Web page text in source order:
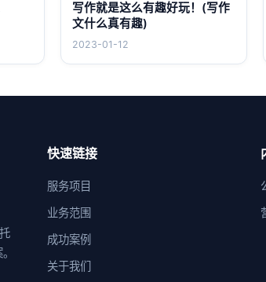
写作就是这么有趣好玩！(写作
文什么真有趣)
2023-01-12
快速链接
服务项目
业务范围
成功案例
关于我们